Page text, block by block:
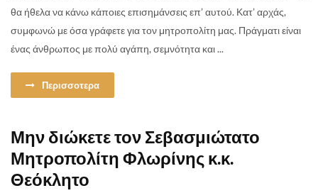
θα ήθελα να κάνω κάποιες επισημάνσεις επ’ αυτού. Κατ’ αρχάς,
συμφωνώ με όσα γράφετε για τον μητροπολίτη μας. Πράγματι είναι
ένας άνθρωπος με πολύ αγάπη, σεμνότητα και ...
Περισσοτερα
Μην διώκετε τον Σεβασμιώτατο
Μητροπολίτη Φλωρίνης κ.κ.
Θεόκλητο